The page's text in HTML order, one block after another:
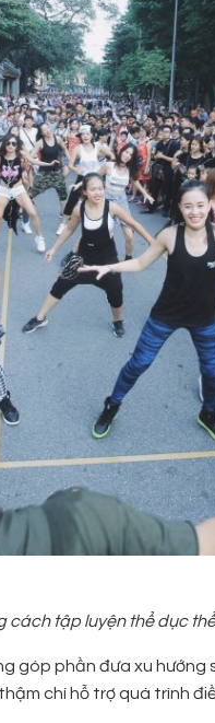
cách tập luyện thể dục
góp phần đưa xu
chí hỗ trợ quá trình